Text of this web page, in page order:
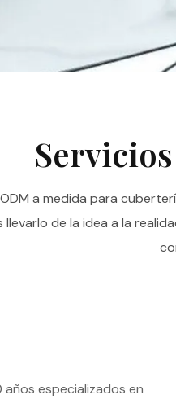
a medida para
de la idea a la
especializados en